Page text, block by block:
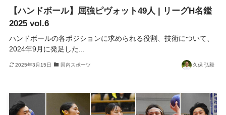
【ハンドボール】屈強ピヴォット49人 | リーグH名鑑
2025 vol.6
ハンドボールの各ポジションに求められる役割、技術について、
2024年9月に発足した...
2025年3月15日 国内スポーツ 久保 弘毅